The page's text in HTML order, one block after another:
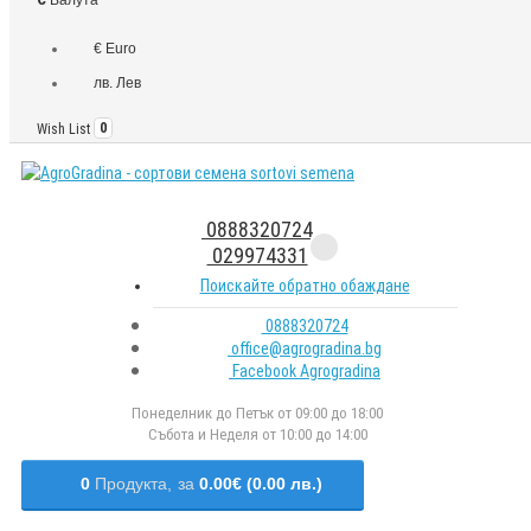
€ Euro
лв. Лев
Wish List 0
0888320724
029974331
Поискайте обратно обаждане
0888320724
office@agrogradina.bg
Facebook Agrogradina
Понеделник до Петък от 09:00 до 18:00
Събота и Неделя от 10:00 до 14:00
0 Продукта, за 0.00€ (0.00 лв.)